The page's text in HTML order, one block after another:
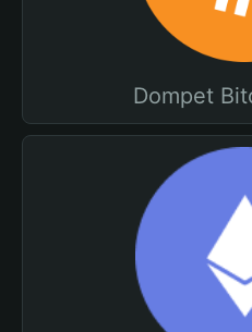
Dompet